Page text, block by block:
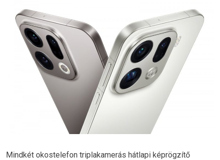
Mindkét okostelefon triplakamerás hátlapi képrögzítő